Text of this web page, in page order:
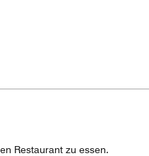
Restaurant zu essen.